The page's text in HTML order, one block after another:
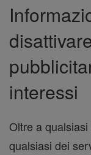
interessi
Oltre a
qualsiasi dei